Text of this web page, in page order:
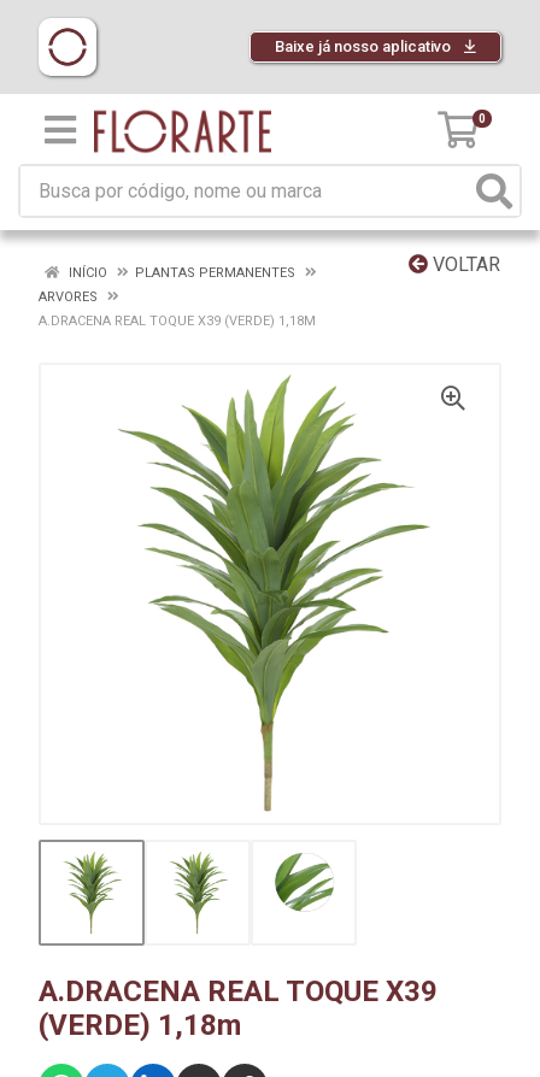
Baixe já nosso aplicativo
0
VOLTAR
INÍCIO
PLANTAS PERMANENTES
ARVORES
A.DRACENA REAL TOQUE X39 (VERDE) 1,18M
A.DRACENA REAL TOQUE X39
(VERDE) 1,18m